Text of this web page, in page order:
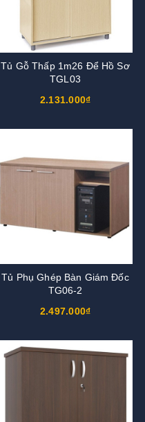
Tủ Gỗ Thấp 1m26 Để Hồ Sơ
TGL03
2.131.000₫
Tủ Phụ Ghép Bàn Giám Đốc
TG06-2
2.497.000₫